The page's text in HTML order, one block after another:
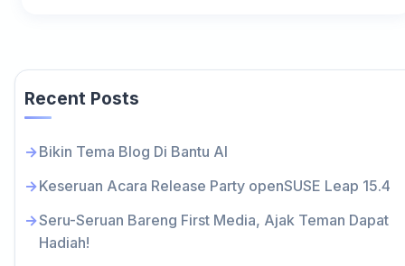
Recent Posts
Bikin Tema Blog Di Bantu AI
Keseruan Acara Release Party openSUSE Leap 15.4
Seru-Seruan Bareng First Media, Ajak Teman Dapat
Hadiah!